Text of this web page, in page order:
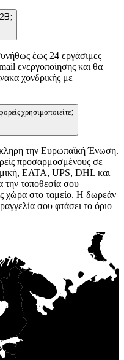
έως 24 εργάσιμες
ενεργοποίησης και θα
χονδρικής με
χρησιμοποιείτε;
την Ευρωπαϊκή Ένωση.
προσαρμοσμένους σε
ΕΛΤΑ, UPS, DHL και
την τοποθεσία σου
χώρα στο ταμείο. Η δωρεάν
σου φτάσει το όριο